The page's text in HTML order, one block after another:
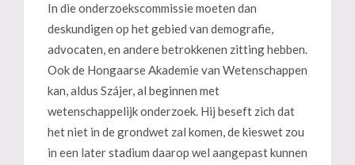
In die onderzoekscommissie moeten dan
deskundigen op het gebied van demografie,
advocaten, en andere betrokkenen zitting hebben.
Ook de Hongaarse Akademie van Wetenschappen
kan, aldus Szájer, al beginnen met
wetenschappelijk onderzoek. Hij beseft zich dat
het niet in de grondwet zal komen, de kieswet zou
in een later stadium daarop wel aangepast kunnen